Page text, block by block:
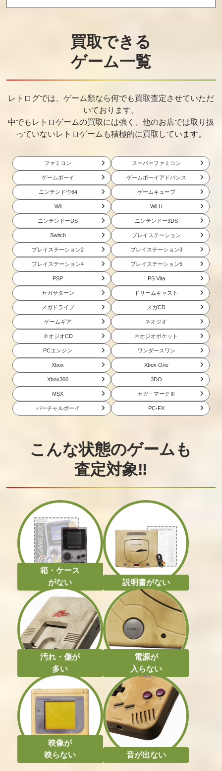
買取できる
ゲーム一覧
レトログでは、ゲーム類なら何でも買取査定させていただ
いております。
中でもレトロゲームの買取には強く、他のお店では取り扱
っていないレトロゲームも積極的に買取しています。
ファミコン スーパーファミコン
ゲームボーイ ゲームボーイアドバンス
ニンテンドウ64 ゲームキューブ
Wii Wii U
ニンテンドーDS ニンテンドー3DS
Switch プレイステーション
プレイステーション2 プレイステーション3
プレイステーション4 プレイステーション5
PSP PS Vita
セガサターン ドリームキャスト
メガドライブ メガCD
ゲームギア ネオジオ
ネオジオCD ネオジオポケット
PCエンジン ワンダースワン
Xbox Xbox One
Xbox360 3DO
MSX セガ・マークⅢ
バーチャルボーイ PC-FX
こんな状態のゲームも
査定対象‼
箱・ケース
がない
説明書がない
汚れ・傷が
多い
電源が
入らない
映像が
映らない
音が出ない